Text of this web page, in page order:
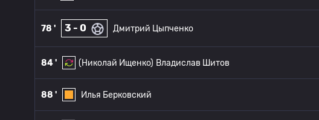
78 ' 3 - 0 Дмитрий Цыпченко
84 ' (Николай Ищенко) Владислав Шитов
88 ' Илья Берковский